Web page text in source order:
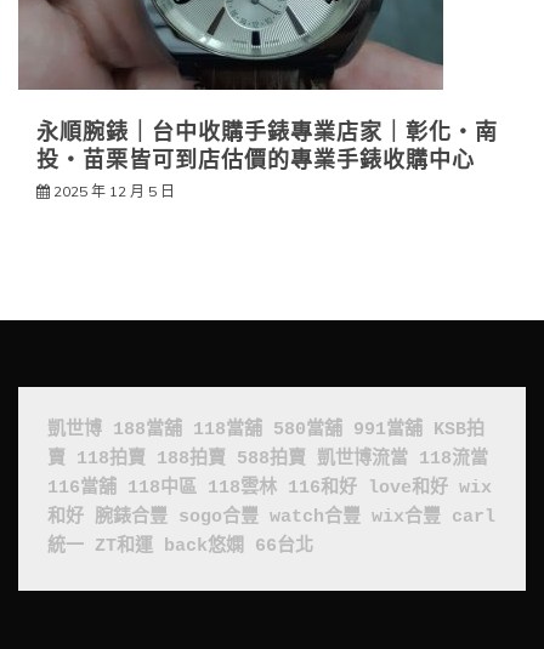
永順腕錶｜台中收購手錶專業店家｜彰化・南
投・苗栗皆可到店估價的專業手錶收購中心
2025 年 12 月 5 日
凱世博 188當舖 118當舖 580當舖 991當舖 KSB拍
賣
118拍賣 188拍賣 588拍賣 凱世博流當 118流當
116當舖 118中區 118雲林 116和好 love和好 wix
和好
腕錶合豐 sogo合豐 watch合豐 wix合豐 carl
統一 ZT和運 back悠嫻 66台北